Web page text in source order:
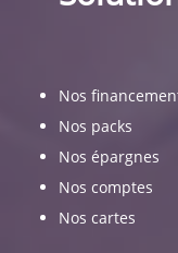
Nos
Nos packs
Nos épargnes
Nos comptes
Nos cartes